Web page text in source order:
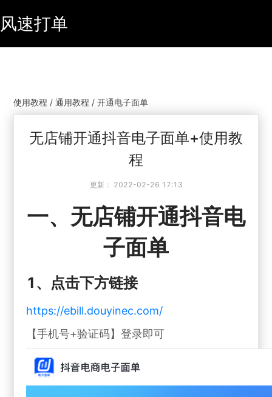
风速打单
使用教程 / 通用教程 / 开通电子面单
无店铺开通抖音电子面单+使用教
程
更新： 2022-02-26 17:13
一、无店铺开通抖音电
子面单
1、点击下方链接
https://ebill.douyinec.com/
【手机号+验证码】登录即可